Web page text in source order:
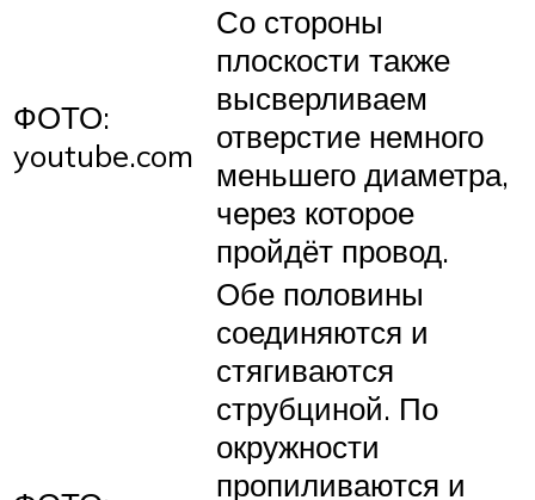
ФОТО:
youtube.com
Со стороны
плоскости также
высверливаем
отверстие немного
меньшего диаметра,
через которое
пройдёт провод.
Обе половины
соединяются и
стягиваются
струбциной. По
окружности
пропиливаются и